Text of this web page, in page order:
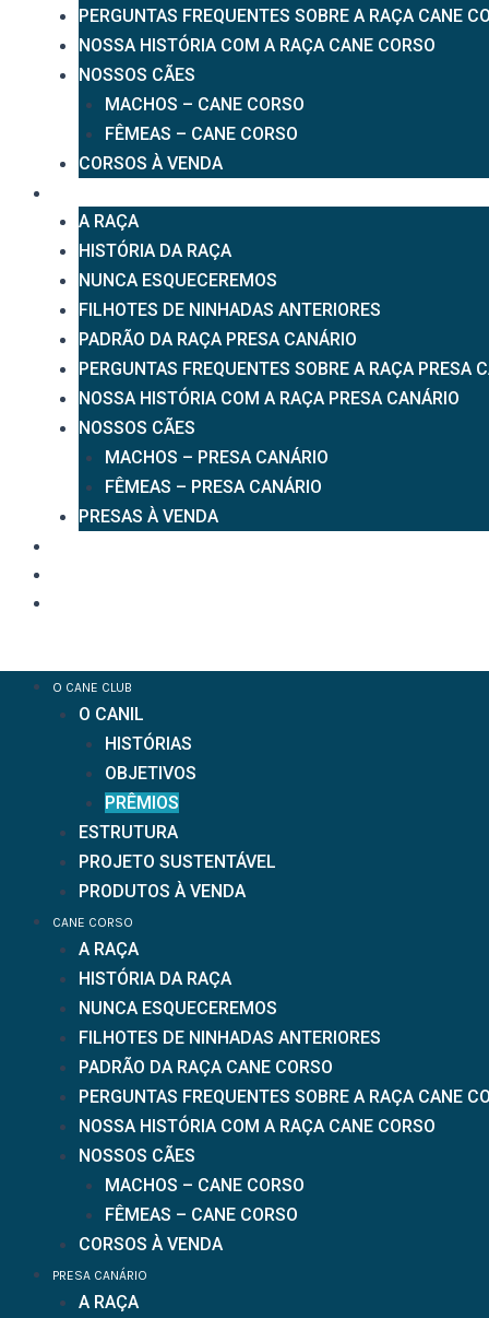
PERGUNTAS FREQUENTES SOBRE A RAÇA CANE
NOSSA HISTÓRIA COM A RAÇA CANE CORSO
NOSSOS CÃES
MACHOS – CANE CORSO
FÊMEAS – CANE CORSO
CORSOS À VENDA
A RAÇA
HISTÓRIA DA RAÇA
NUNCA ESQUECEREMOS
FILHOTES DE NINHADAS ANTERIORES
PADRÃO DA RAÇA PRESA CANÁRIO
PERGUNTAS FREQUENTES SOBRE A RAÇA PRESA
NOSSA HISTÓRIA COM A RAÇA PRESA CANÁRIO
NOSSOS CÃES
MACHOS – PRESA CANÁRIO
FÊMEAS – PRESA CANÁRIO
PRESAS À VENDA
O CANE CLUB
O CANIL
HISTÓRIAS
OBJETIVOS
PRÊMIOS
ESTRUTURA
PROJETO SUSTENTÁVEL
PRODUTOS À VENDA
CANE CORSO
A RAÇA
HISTÓRIA DA RAÇA
NUNCA ESQUECEREMOS
FILHOTES DE NINHADAS ANTERIORES
PADRÃO DA RAÇA CANE CORSO
PERGUNTAS FREQUENTES SOBRE A RAÇA CANE
NOSSA HISTÓRIA COM A RAÇA CANE CORSO
NOSSOS CÃES
MACHOS – CANE CORSO
FÊMEAS – CANE CORSO
CORSOS À VENDA
PRESA CANÁRIO
A RAÇA